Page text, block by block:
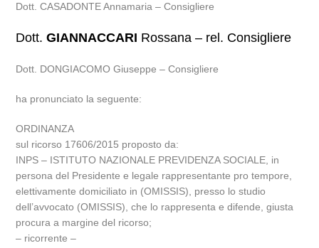
Dott. CASADONTE Annamaria – Consigliere
Dott.GIANNACCARI Rossana – rel. Consigliere
Dott. DONGIACOMO Giuseppe – Consigliere
ha pronunciato la seguente:
ORDINANZA
sul ricorso 17606/2015 proposto da:
INPS – ISTITUTO NAZIONALE PREVIDENZA SOCIALE, in
persona del Presidente e legale rappresentante pro tempore,
elettivamente domiciliato in (OMISSIS), presso lo studio
dell’avvocato (OMISSIS), che lo rappresenta e difende, giusta
procura a margine del ricorso;
– ricorrente –